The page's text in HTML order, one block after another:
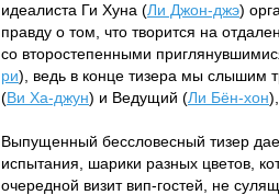
идеалиста Ги Хуна (Ли Джон-джэ)
правду о том, что творится на
со второстепенными
ри), ведь в конце тизера мы слышим
(Ви Ха-джун) и Ведущий (Ли Бён-хон
Выпущенный бессловесный тизер
испытания, шарики разных цветов,
очередной визит вип-гостей, не